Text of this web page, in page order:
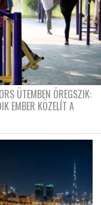
ÜTEMBEN ÖREGSZIK:
EMBER KÖZELÍT A